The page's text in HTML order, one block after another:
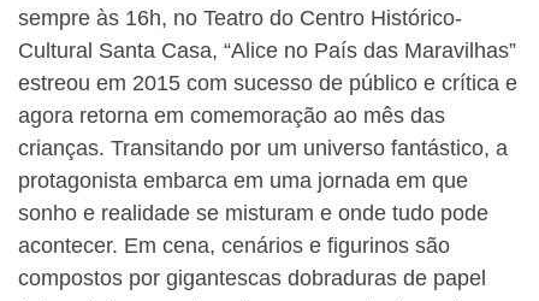
sempre às 16h, no Teatro do Centro Histórico-
Cultural Santa Casa, “Alice no País das Maravilhas”
estreou em 2015 com sucesso de público e crítica e
agora retorna em comemoração ao mês das
crianças. Transitando por um universo fantástico, a
protagonista embarca em uma jornada em que
sonho e realidade se misturam e onde tudo pode
acontecer. Em cena, cenários e figurinos são
compostos por gigantescas dobraduras de papel